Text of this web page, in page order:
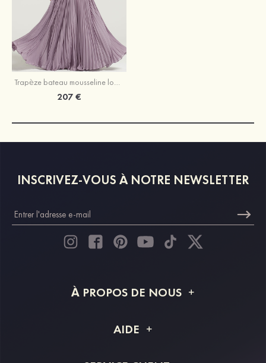
Trapèze bateau mousseline longueur ras du sol robe de mère de la mariée avec appliqué crépuscule
207 €
INSCRIVEZ-VOUS À NOTRE NEWSLETTER
À PROPOS DE NOUS
Livraison
AIDE